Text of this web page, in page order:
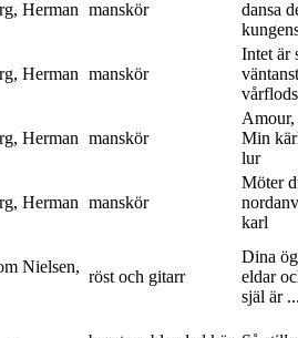
Herman manskör
dansa
Herman manskör
Intet är
Herman manskör
Min
lur
Herman manskör
Möter
karl
Nielsen,
röst och gitarr
Dina
eldar
själ är